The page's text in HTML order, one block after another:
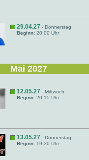
29.04.27 - Donnerstag
Beginn: 20:00 Uhr
Mai 2027
12.05.27 - Mittwoch
Beginn: 20:15 Uhr
13.05.27 - Donnerstag
Beginn: 19:30 Uhr